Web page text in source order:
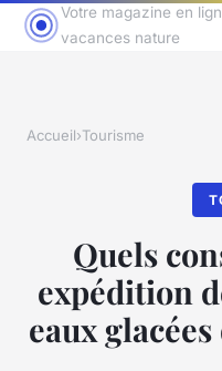
Votre magazine en
vacances nature
Accueil›Tourisme
Quels
expédition
eaux